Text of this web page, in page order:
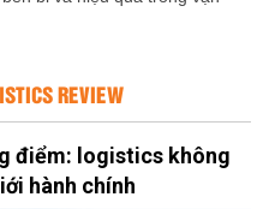
REVIEW
điểm: logistics không
hành chính